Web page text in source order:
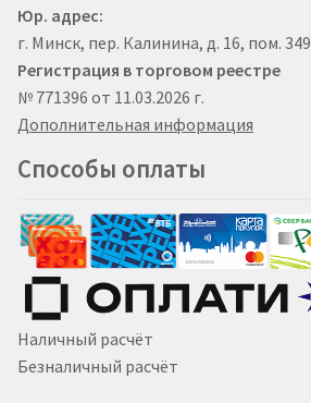
Юр. адрес:
г. Минск, пер. Калинина, д. 16, пом. 349
Регистрация в торговом реестре
№ 771396 от 11.03.2026 г.
Дополнительная информация
Способы оплаты
Наличный расчёт
Безналичный расчёт